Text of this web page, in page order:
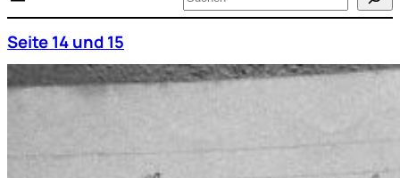
Seite 14 und 15